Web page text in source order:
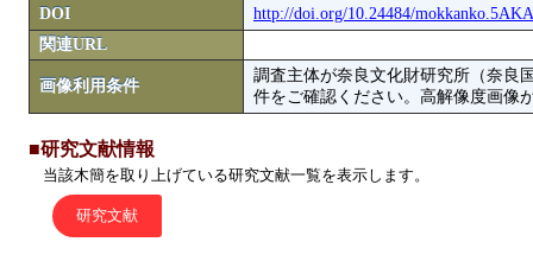
DOI
http://doi.org/10.24484/
関連URL
画像利用条件
調査主体が奈良文化財研究所（奈良
件をご確認ください。高解像度画像
■研究文献情報
当該木簡を取り上げている研究文献一覧を表示します。
研究文献